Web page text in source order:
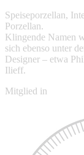
Speiseporzellan,
Porzellan.
Klingende Namen
sich ebenso unter
Designer – etwa
Ilieff.
Mitglied in